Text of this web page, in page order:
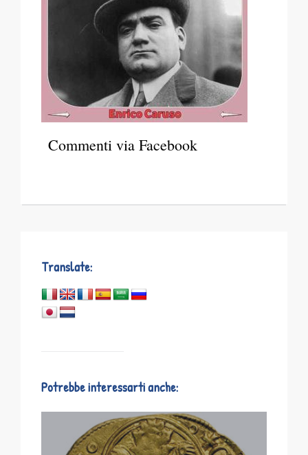
Commenti via Facebook
Translate:
Potrebbe interessarti anche: